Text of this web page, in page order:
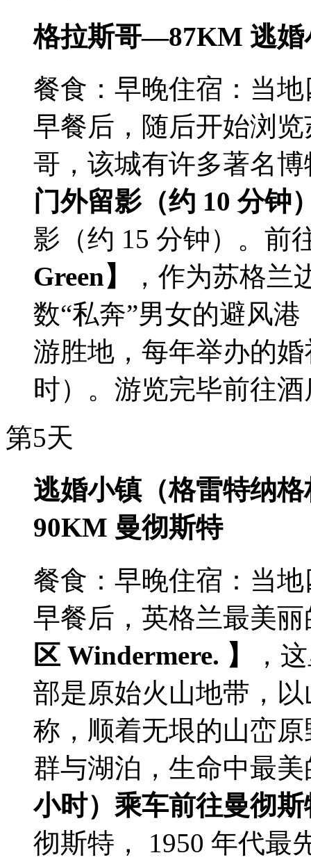
格拉斯哥—87KM 逃婚
餐食：早晚住宿：当
早餐后，随后开始浏
哥，该城有许多著名
门外留影（约 10 分钟
影（约 15 分钟）。前
Green】
，作为苏格
数“私奔”男女的避风
游胜地，每年举办的
时）。游览完毕前往
第5天
逃婚小镇（格雷特纳
90KM 曼彻斯特
餐食：早晚住宿：当
早餐后，英格兰最美
区 Windermere. 】
，
部是原始火山地带，
称，顺着无垠的山峦
群与湖泊，生命中最
小时）乘车前往曼彻斯
彻斯特， 1950 年代最